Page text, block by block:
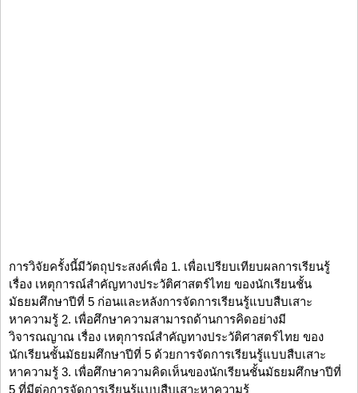
การวิจัยครั้งนี้มีวัตถุประสงค์เพื่อ 1. เพื่อเปรียบเทียบผลการเรียนรู้
เรื่อง เหตุการณ์สำคัญทางประวัติศาสตร์ไทย ของนักเรียนชั้น
มัธยมศึกษาปีที่ 5 ก่อนและหลังการจัดการเรียนรู้แบบสืบเสาะ
หาความรู้ 2. เพื่อศึกษาความสามารถด้านการคิดอย่างมี
วิจารณญาณ เรื่อง เหตุการณ์สำคัญทางประวัติศาสตร์ไทย ของ
นักเรียนชั้นมัธยมศึกษาปีที่ 5 ด้วยการจัดการเรียนรู้แบบสืบเสาะ
หาความรู้ 3. เพื่อศึกษาความคิดเห็นของนักเรียนชั้นมัธยมศึกษาปีที่
5 ที่มีต่อการจัดการเรียนรู้แบบสืบเสาะหาความรู้